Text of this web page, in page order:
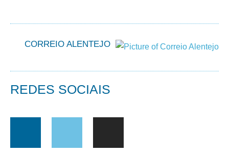
CORREIO ALENTEJO
REDES SOCIAIS